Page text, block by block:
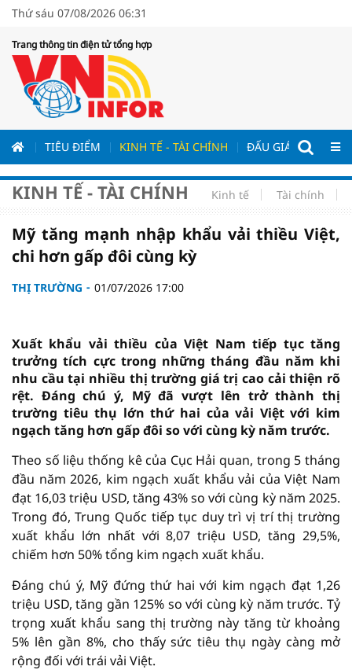
Thứ sáu 07/08/2026 06:31
Trang thông tin điện tử tổng hợp
TIÊU ĐIỂM KINH TẾ - TÀI CHÍNH ĐẤU GIÁ - ĐẤU
KINH TẾ - TÀI CHÍNH Kinh tế Tài chính
Mỹ tăng mạnh nhập khẩu vải thiều Việt,
chi hơn gấp đôi cùng kỳ
THỊ TRƯỜNG 01/07/2026 17:00
Xuất khẩu vải thiều của Việt Nam tiếp tục tăng
trưởng tích cực trong những tháng đầu năm khi
nhu cầu tại nhiều thị trường giá trị cao cải thiện rõ
rệt. Đáng chú ý, Mỹ đã vượt lên trở thành thị
trường tiêu thụ lớn thứ hai của vải Việt với kim
ngạch tăng hơn gấp đôi so với cùng kỳ năm trước.
Theo số liệu thống kê của Cục Hải quan, trong 5 tháng
đầu năm 2026, kim ngạch xuất khẩu vải của Việt Nam
đạt 16,03 triệu USD, tăng 43% so với cùng kỳ năm 2025.
Trong đó, Trung Quốc tiếp tục duy trì vị trí thị trường
xuất khẩu lớn nhất với 8,07 triệu USD, tăng 29,5%,
chiếm hơn 50% tổng kim ngạch xuất khẩu.
Đáng chú ý, Mỹ đứng thứ hai với kim ngạch đạt 1,26
triệu USD, tăng gần 125% so với cùng kỳ năm trước. Tỷ
trọng xuất khẩu sang thị trường này tăng từ khoảng
5% lên gần 8%, cho thấy sức tiêu thụ ngày càng mở
rộng đối với trái vải Việt.